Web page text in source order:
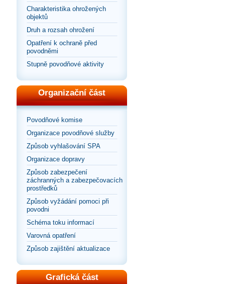
Charakteristika ohrožených
objektů
Druh a rozsah ohrožení
Opatření k ochraně před
povodněmi
Stupně povodňové aktivity
Organizační část
Povodňové komise
Organizace povodňové služby
Způsob vyhlašování SPA
Organizace dopravy
Způsob zabezpečení
záchranných a zabezpečovacích
prostředků
Způsob vyžádání pomoci při
povodni
Schéma toku informací
Varovná opatření
Způsob zajištění aktualizace
Grafická část